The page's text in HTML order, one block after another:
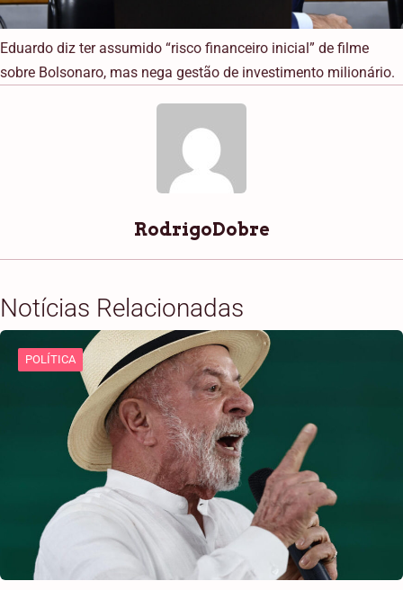
Eduardo diz ter assumido “risco financeiro inicial” de filme
sobre Bolsonaro, mas nega gestão de investimento milionário.
RodrigoDobre
Notícias Relacionadas
POLÍTICA